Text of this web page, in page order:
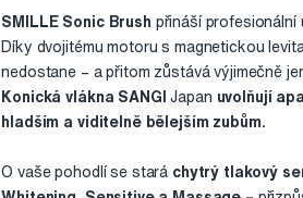
SMILLE Sonic Brush přináší profesionální
Díky dvojitému motoru s magnetickou
nedostane – a přitom zůstává výjimečně
Konická vlákna SANGI Japan uvolňují
hladším a viditelně bělejším zubům.
O vaše pohodlí se stará chytrý tlakový